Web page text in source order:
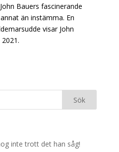
Bauers fascinerande
än instämma. En
visar John
inte trott det han såg!